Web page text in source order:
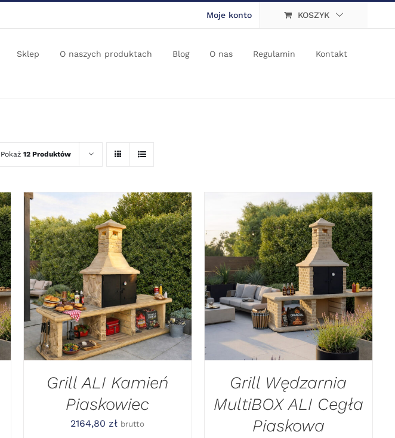
Moje konto KOSZYK
Sklep O naszych produktach Blog O nas Regulamin Kontakt
Pokaż 12 Produktów
DODAJ DO KOSZYKA
/
SZYBKI PODGLĄD
Grill ALI Kamień
Piaskowiec
2164,80 zł brutto
DODAJ DO KOSZYKA
/
SZYBKI PODGLĄD
Grill Wędzarnia
MultiBOX ALI Cegła
Piaskowa